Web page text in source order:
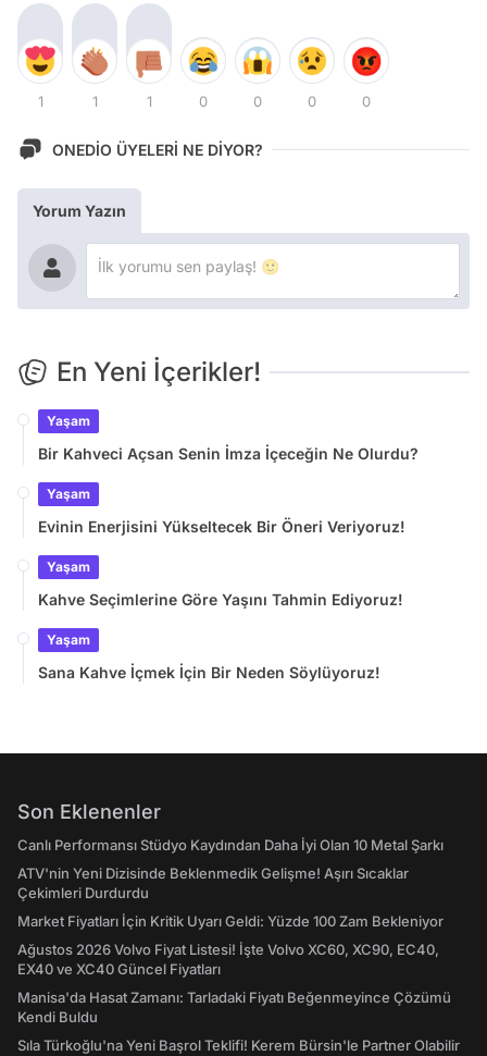
1 1 1 0 0 0 0
ONEDİO ÜYELERİ NE DİYOR?
Yorum Yazın
En Yeni İçerikler!
Yaşam
Bir Kahveci Açsan Senin İmza İçeceğin Ne Olurdu?
Yaşam
Evinin Enerjisini Yükseltecek Bir Öneri Veriyoruz!
Yaşam
Kahve Seçimlerine Göre Yaşını Tahmin Ediyoruz!
Yaşam
Sana Kahve İçmek İçin Bir Neden Söylüyoruz!
Son Eklenenler
Canlı Performansı Stüdyo Kaydından Daha İyi Olan 10 Metal Şarkı
ATV'nin Yeni Dizisinde Beklenmedik Gelişme! Aşırı Sıcaklar
Çekimleri Durdurdu
Market Fiyatları İçin Kritik Uyarı Geldi: Yüzde 100 Zam Bekleniyor
Ağustos 2026 Volvo Fiyat Listesi! İşte Volvo XC60, XC90, EC40,
EX40 ve XC40 Güncel Fiyatları
Manisa'da Hasat Zamanı: Tarladaki Fiyatı Beğenmeyince Çözümü
Kendi Buldu
Sıla Türkoğlu'na Yeni Başrol Teklifi! Kerem Bürsin'le Partner Olabilir